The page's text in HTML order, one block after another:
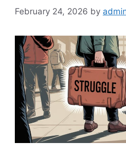
February 24, 2026 by